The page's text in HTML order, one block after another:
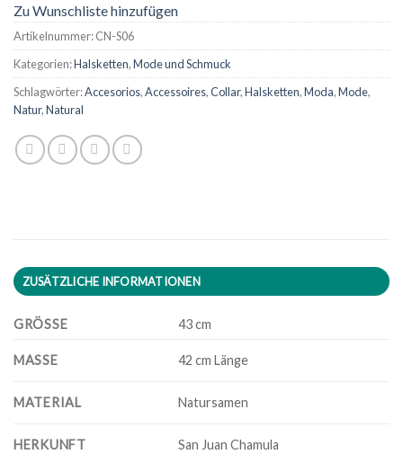
Zu Wunschliste hinzufügen
Artikelnummer:CN-S06
Kategorien:Halsketten,Mode und Schmuck
Schlagwörter:Accesorios,Accessoires,Collar,Halsketten,Moda,Mode,
Natur,Natural
ZUSÄTZLICHE INFORMATIONEN
GRÖSSE 43 cm
MASSE 42 cm Länge
MATERIAL Natursamen
HERKUNFT San Juan Chamula